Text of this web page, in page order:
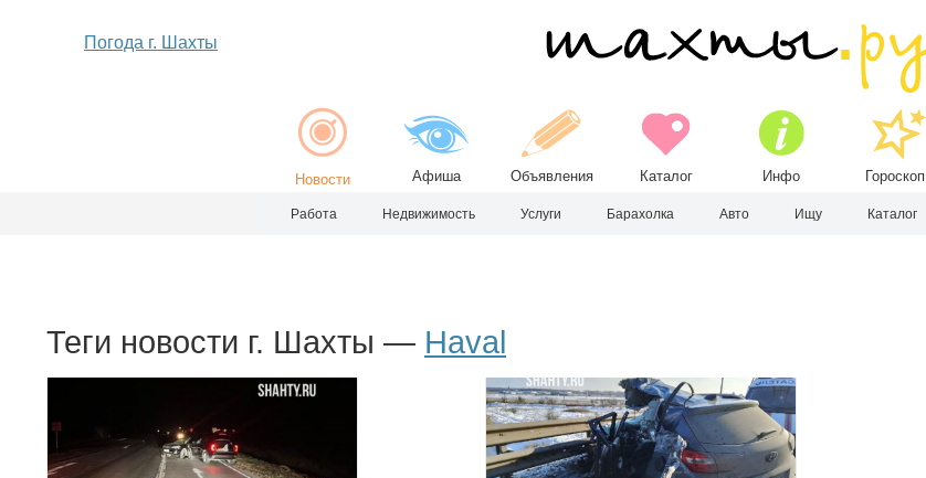
Погода г. Шахты
Новости Афиша Объявления Каталог Инфо Гороскоп
Работа Недвижимость Услуги Барахолка Авто Ищу Каталог
Теги новости г. Шахты — Haval